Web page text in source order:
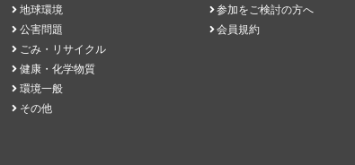
地球環境
公害問題
ごみ・リサイクル
健康・化学物質
環境一般
その他
参加をご検討の方へ
会員規約